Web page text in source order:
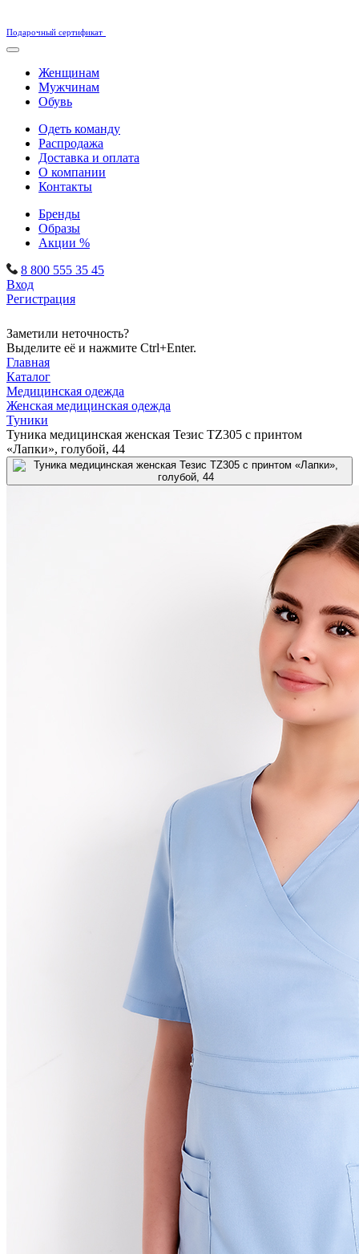
Подарочный сертификат
Женщинам
Мужчинам
Обувь
Одеть команду
Распродажа
Доставка и оплата
О компании
Контакты
Бренды
Образы
Акции %
8 800 555 35 45
Вход
Регистрация
Заметили неточность?
Выделите её и нажмите Ctrl+Enter.
Главная
Каталог
Медицинская одежда
Женская медицинская одежда
Туники
Туника медицинская женская Тезис TZ305 с принтом
«Лапки», голубой, 44